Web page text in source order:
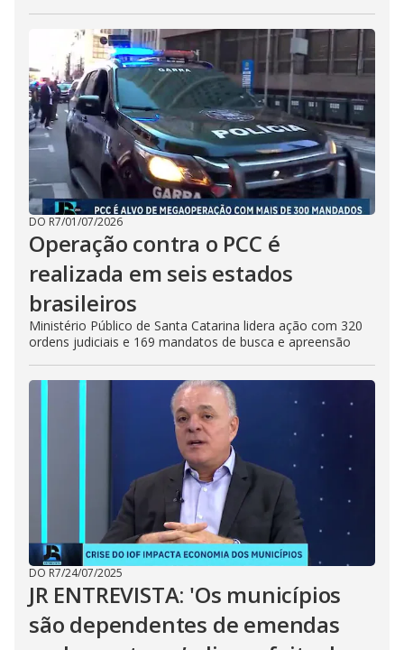
DO R7/01/07/2026
Operação contra o PCC é
realizada em seis estados
brasileiros
Ministério Público de Santa Catarina lidera ação com 320
ordens judiciais e 169 mandatos de busca e apreensão
DO R7/24/07/2025
JR ENTREVISTA: 'Os municípios
são dependentes de emendas